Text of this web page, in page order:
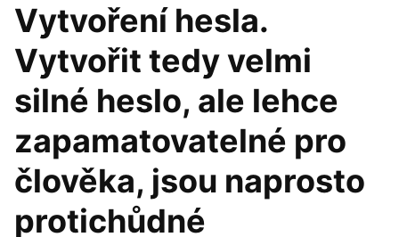
Vytvoření hesla.
Vytvořit tedy velmi
silné heslo, ale lehce
zapamatovatelné pro
člověka, jsou naprosto
protichůdné